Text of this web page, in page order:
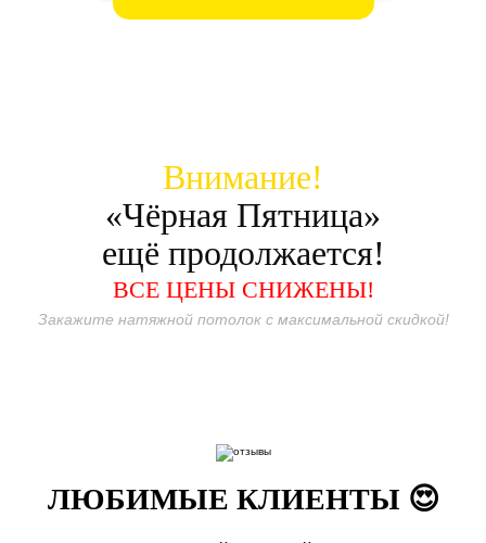
Внимание!
«Чёрная Пятница»
ещё продолжается!
ВСЕ ЦЕНЫ СНИЖЕНЫ!
Закажите натяжной потолок с максимальной скидкой!
ЛЮБИМЫЕ КЛИЕНТЫ 😍